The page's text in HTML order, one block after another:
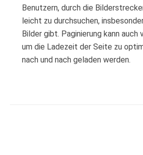
Benutzern, durch die
leicht zu durchsuchen,
Bilder gibt. Paginierung kann
um die Ladezeit der Seite zu
nach und nach geladen werden.